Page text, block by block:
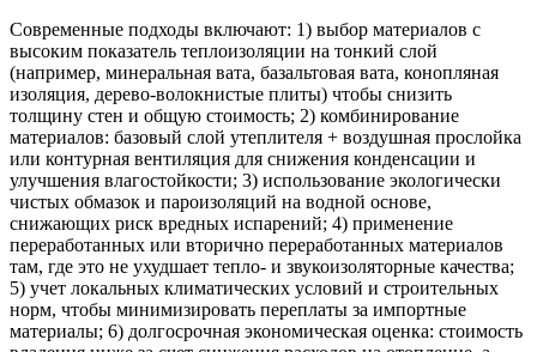
Современные подходы включают: 1) выбор материалов с
высоким показатель теплоизоляции на тонкий слой
(например, минеральная вата, базальтовая вата, конопляная
изоляция, дерево-волокнистые плиты) чтобы снизить
толщину стен и общую стоимость; 2) комбинирование
материалов: базовый слой утеплителя + воздушная прослойка
или контурная вентиляция для снижения конденсации и
улучшения влагостойкости; 3) использование экологически
чистых обмазок и пароизоляций на водной основе,
снижающих риск вредных испарений; 4) применение
переработанных или вторично переработанных материалов
там, где это не ухудшает тепло- и звукоизоляторные качества;
5) учет локальных климатических условий и строительных
норм, чтобы минимизировать переплаты за импортные
материалы; 6) долгосрочная экономическая оценка: стоимость